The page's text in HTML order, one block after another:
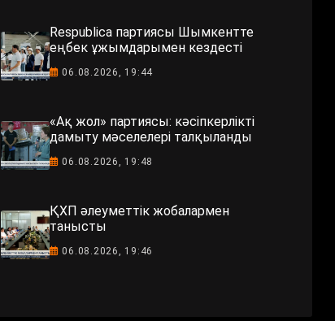
Respublica партиясы Шымкентте
еңбек ұжымдарымен кездесті
06.08.2026, 19:44
«Ақ жол» партиясы: кәсіпкерлікті
дамыту мәселелері талқыланды
06.08.2026, 19:48
ҚХП әлеуметтік жобалармен
танысты
06.08.2026, 19:46